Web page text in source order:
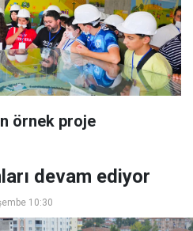
örnek proje
devam ediyor
10:30